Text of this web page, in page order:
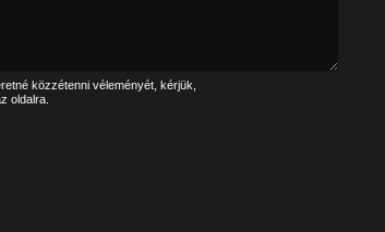
közzétenni véleményét, kérjük,
oldalra.